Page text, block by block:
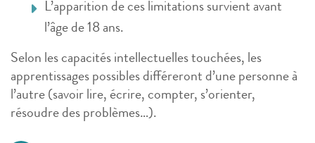
L’apparition de ces limitations survient avant
l’âge de 18 ans.
Selon les capacités intellectuelles touchées, les
apprentissages possibles différeront d’une personne à
l’autre (savoir lire, écrire, compter, s’orienter,
résoudre des problèmes…).